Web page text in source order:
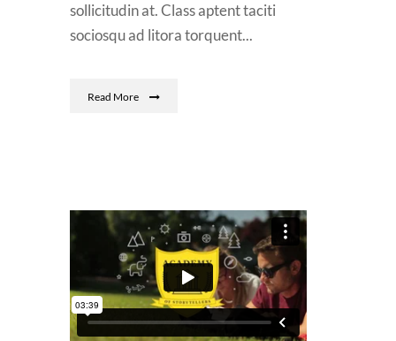
sollicitudin at. Class aptent taciti
sociosqu ad litora torquent...
Read More